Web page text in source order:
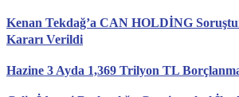
Kenan Tekdağ’a CAN HOLDİNG
Kararı Verildi
Hazine 3 Ayda 1,369 Trilyon TL